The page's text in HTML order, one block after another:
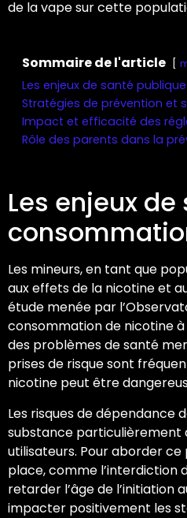
de la vape sur cette
Sommaire de l'article
Les enjeux de santé
Stratégies de prévention et
Impact et efficacité des
Rôle des parents dans la
Les enjeux
Les mineurs, en tant que
aux effets de la nicotine et
étude menée par
consommation de nicotine
des problèmes de santé
prises de risque sont
nicotine peut être
Les risques de dépendance
substance particulièrement
utilisateurs. Pour aborder
place, comme l’interdiction
retarder l’âge de l’initiation
impacter positivement les